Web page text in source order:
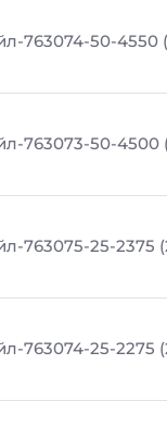
763074-50-4550
763073-50-4500
763075-25-2375
763074-25-2275